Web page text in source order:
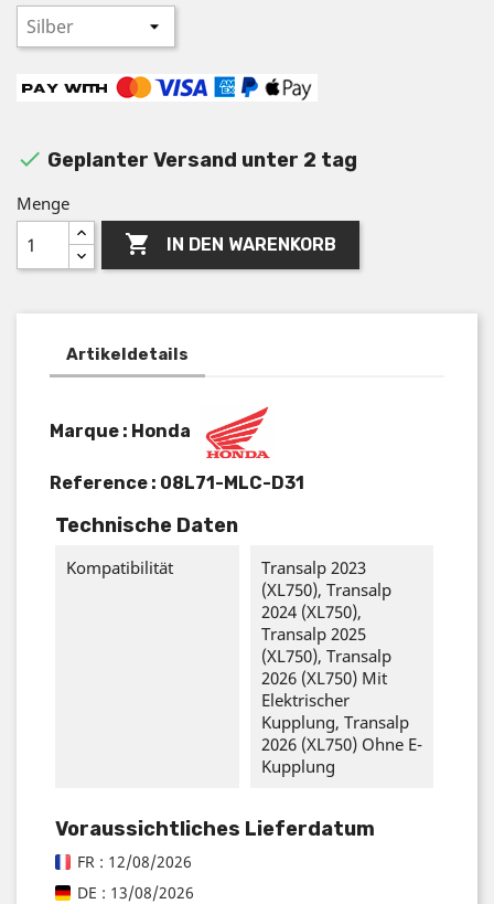
 Geplanter Versand unter 2 tag
Menge
 IN DEN WARENKORB
Artikeldetails
Marque : Honda
Reference : 08L71-MLC-D31
Technische Daten
Kompatibilität
Transalp 2023
(XL750), Transalp
2024 (XL750),
Transalp 2025
(XL750), Transalp
2026 (XL750) Mit
Elektrischer
Kupplung, Transalp
2026 (XL750) Ohne E-
Kupplung
Voraussichtliches Lieferdatum
FR : 12/08/2026
DE : 13/08/2026